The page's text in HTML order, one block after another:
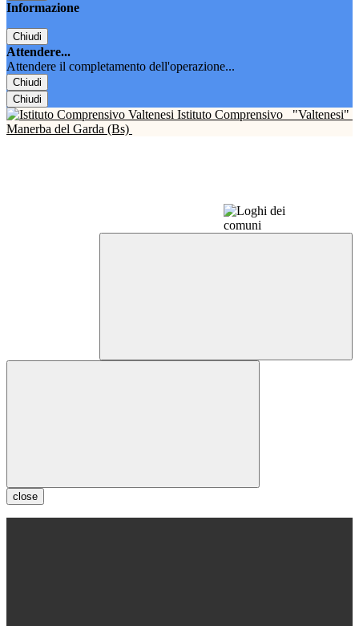
Informazione
Chiudi
Attendere...
Attendere il completamento dell'operazione...
Chiudi
Chiudi
Istituto Comprensivo
"Valtenesi"
Manerba del Garda (Bs)
close